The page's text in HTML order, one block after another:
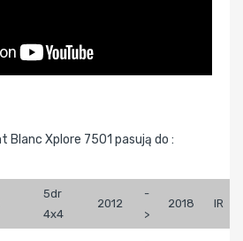
Blanc Xplore 7501 pasują do :
5dr
4x4
2012
-
>
2018 IR